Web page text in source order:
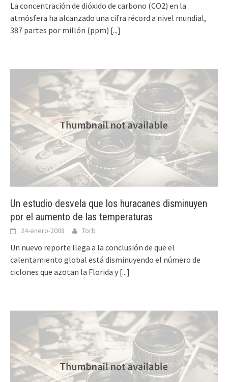
La concentración de dióxido de carbono (CO2) en la
atmósfera ha alcanzado una cifra récord a nivel mundial,
387 partes por millón (ppm) [...]
Un estudio desvela que los huracanes disminuyen
por el aumento de las temperaturas
24-enero-2008 Torb
Un nuevo reporte llega a la conclusión de que el
calentamiento global está disminuyendo el número de
ciclones que azotan la Florida y [...]